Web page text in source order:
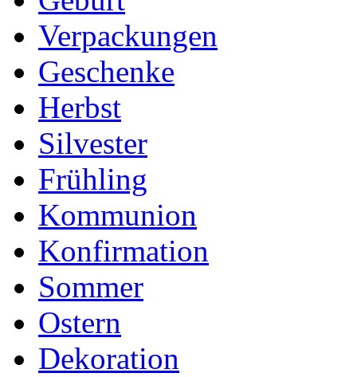
Verpackungen
Geschenke
Herbst
Silvester
Frühling
Kommunion
Konfirmation
Sommer
Ostern
Dekoration